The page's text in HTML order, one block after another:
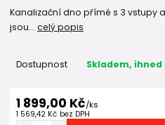
Kanalizační dno přímé s 3 vstupy
jsou... celý popis
Dostupnost Skladem, ihned
1 899,00 Kč/ks
1 569,42 Kč bez DPH